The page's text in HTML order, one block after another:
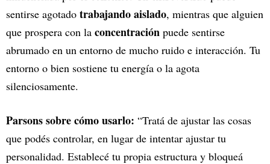
sentirse agotado trabajando aislado, mientras que alguien
que prospera con la concentración puede sentirse
abrumado en un entorno de mucho ruido e interacción. Tu
entorno o bien sostiene tu energía o la agota
silenciosamente.
Parsons sobre cómo usarlo: “Tratá de ajustar las cosas
que podés controlar, en lugar de intentar ajustar tu
personalidad. Establecé tu propia estructura y bloqueá